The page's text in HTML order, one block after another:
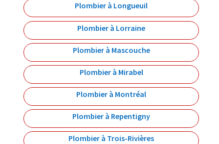
Plombier à Longueuil
Plombier à Lorraine
Plombier à Mascouche
Plombier à Mirabel
Plombier à Montréal
Plombier à Repentigny
Plombier à Trois-Rivières